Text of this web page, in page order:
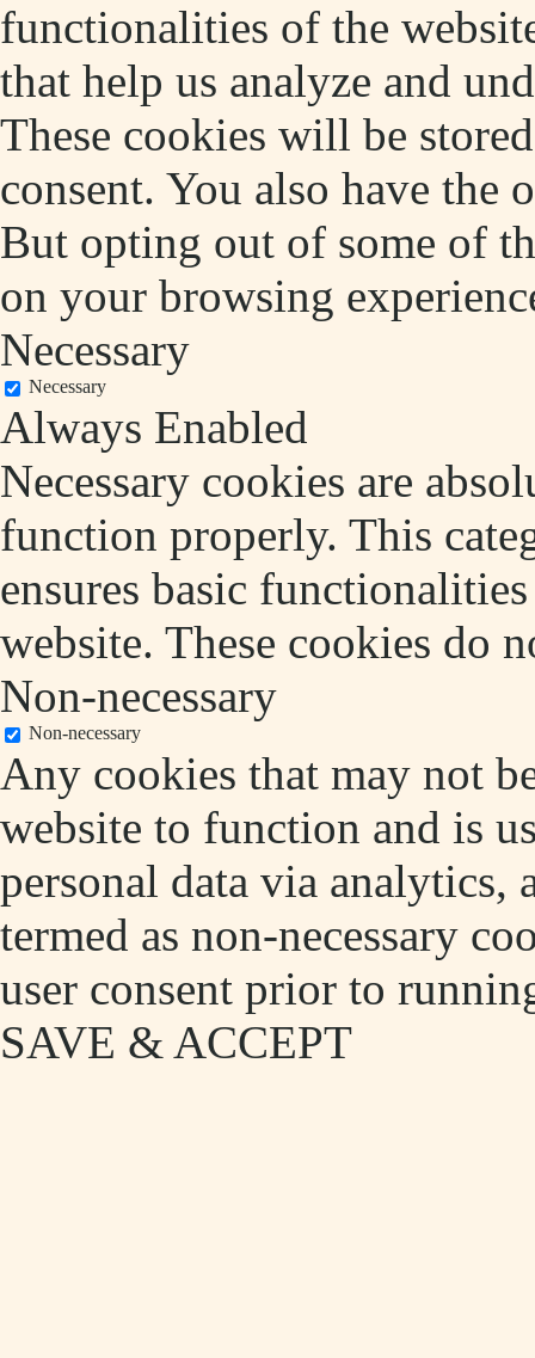
functionalities of the
that help us analyze and
These cookies will be
consent. You also have the
But opting out of some of
on your browsing
Necessary
Necessary
Always Enabled
Necessary cookies are
function properly. This
ensures basic
website. These cookies do
Non-necessary
Non-necessary
Any cookies that may not
website to function and is
personal data via analytics,
termed as non-necessary
user consent prior to
SAVE & ACCEPT